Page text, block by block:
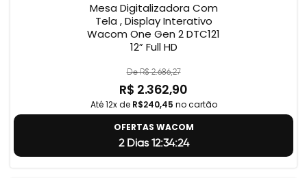
Mesa Digitalizadora Com
Tela , Display Interativo
Wacom One Gen 2 DTC121
12” Full HD
De R$ 2.686,27
R$ 2.362,90
Até 12x de R$240,45 no cartão
OFERTAS WACOM
2 Dias 12:34:23